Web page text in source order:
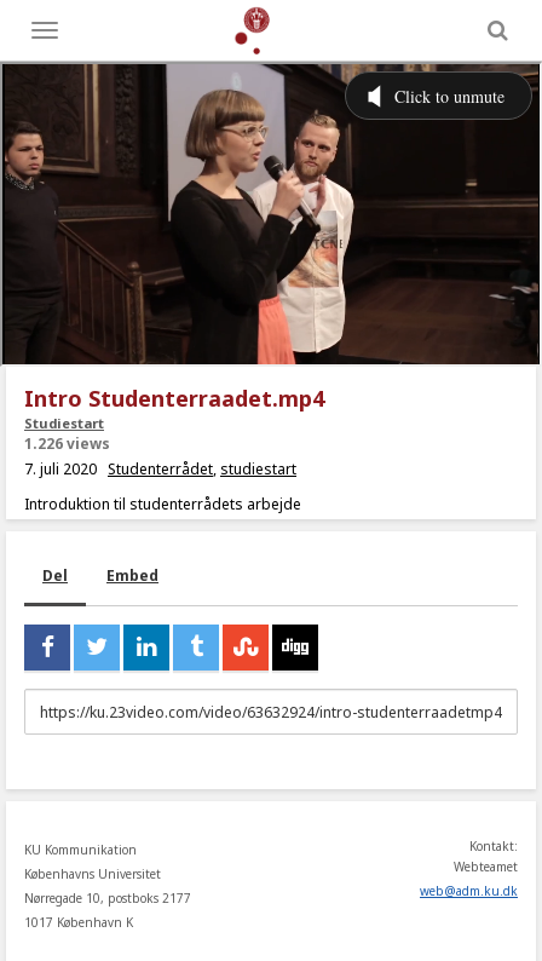
Toggle
menu
Intro Studenterraadet.mp4
Studiestart
1.226 views
7. juli 2020 Studenterrådet, studiestart
Introduktion til studenterrådets arbejde
Del Embed
URL
to
KU Kommunikation
Københavns Universitet
Nørregade 10, postboks 2177
1017 København K
Kontakt:
Webteamet
web@adm.ku.dk